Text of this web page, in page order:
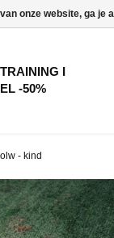
I
-50%
- kind
onze website, ga